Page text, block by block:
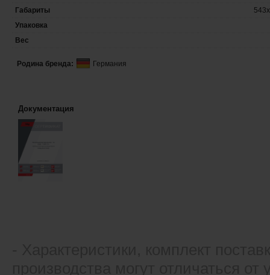
Габариты
Упаковка
Вес
Родина бренда: Германия
Документация